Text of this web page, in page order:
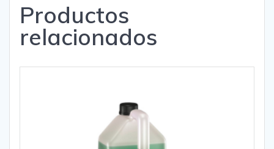
Productos
relacionados